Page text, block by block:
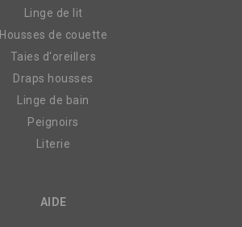
Linge de lit
Housses de couette
Taies d'oreillers
Draps housses
Linge de bain
Peignoirs
Literie
AIDE